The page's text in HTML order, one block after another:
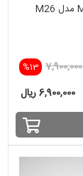
%13 7,900,000
6,900,000 ریال